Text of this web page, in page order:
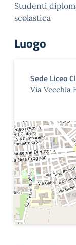
Studenti
scolastica
Luogo
Sede Liceo
Via Vecchia